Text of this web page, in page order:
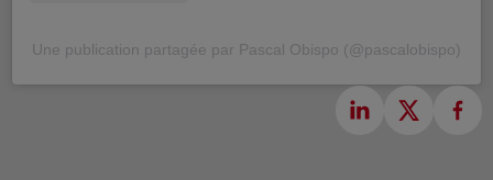
Une publication partagée par Pascal Obispo (@pascalobispo)